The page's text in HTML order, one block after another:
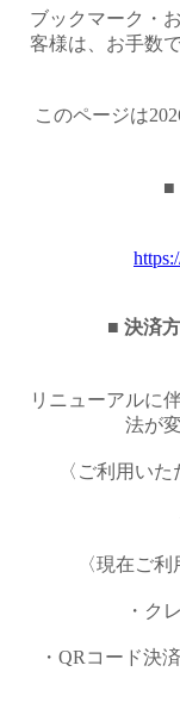
ブックマーク・
客様は、お手数
このページは
■
■ 決済
リニューアルに
法が
〈ご利用い
〈現在ご
・ク
・QRコード決